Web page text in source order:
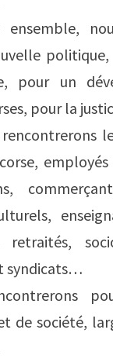
ensemble,
pour un
pour la
rencontrerons
syndicats…
de société,